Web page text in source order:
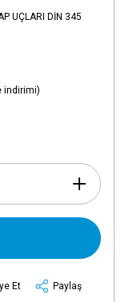
UÇLARI DİN 345
indirimi)
Et
Paylaş